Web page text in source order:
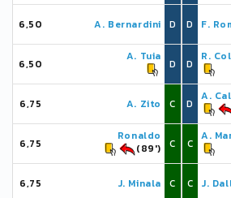
6,50 A. Bernardini D
6,50
A. Tuia
D
6,75 A. Zito C
6,75
Ronaldo
(89')
C
6,75 J. Minala C
D F.
D
R.
D
A.
C
A.
C J.